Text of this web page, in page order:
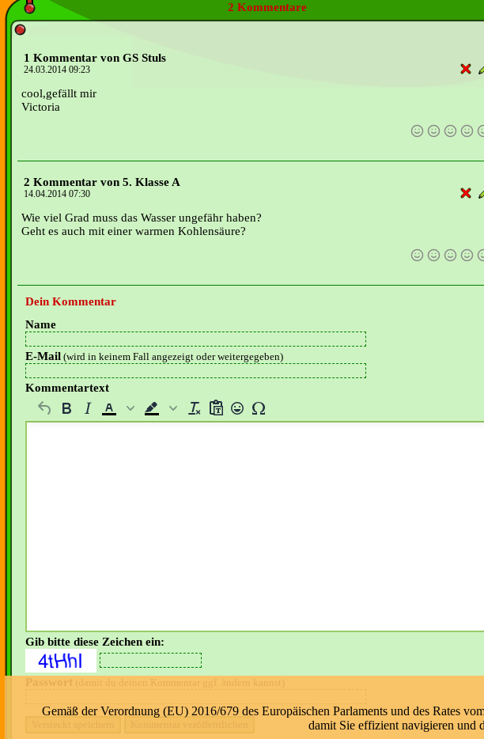
2 Kommentare
1 Kommentar von GS Stuls
24.03.2014 09:23
cool,gefällt mir
Victoria
2 Kommentar von 5. Klasse A
14.04.2014 07:30
Wie viel Grad muss das Wasser ungefähr haben?
Geht es auch mit einer warmen Kohlensäure?
Dein Kommentar
Name
E-Mail (wird in keinem Fall angezeigt oder weitergegeben)
Kommentartext
Gib bitte diese Zeichen ein:
Passwort (damit du deinen Kommentar ggf. ändern kannst)
Gemäß der Verordnung (EU) 2016/679 des Europäischen Parlaments und des Rates
damit Sie effizient navigieren und